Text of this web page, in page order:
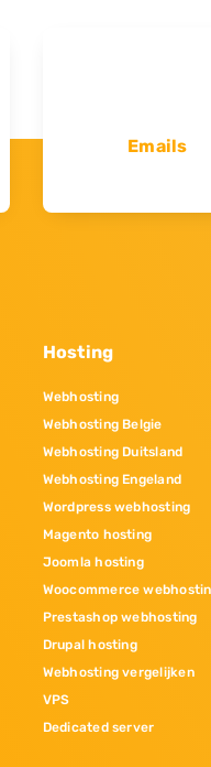
Emails
Hosting
Webhosting
Webhosting Belgie
Webhosting Duitsland
Webhosting Engeland
Wordpress webhosting
Magento hosting
Joomla hosting
Woocommerce
Prestashop webhosting
Drupal hosting
Webhosting vergelijken
VPS
Dedicated server